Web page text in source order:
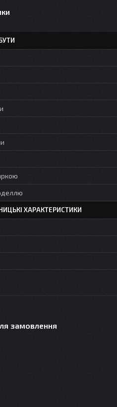
ХАРАКТЕРИСТИКИ
замовлення